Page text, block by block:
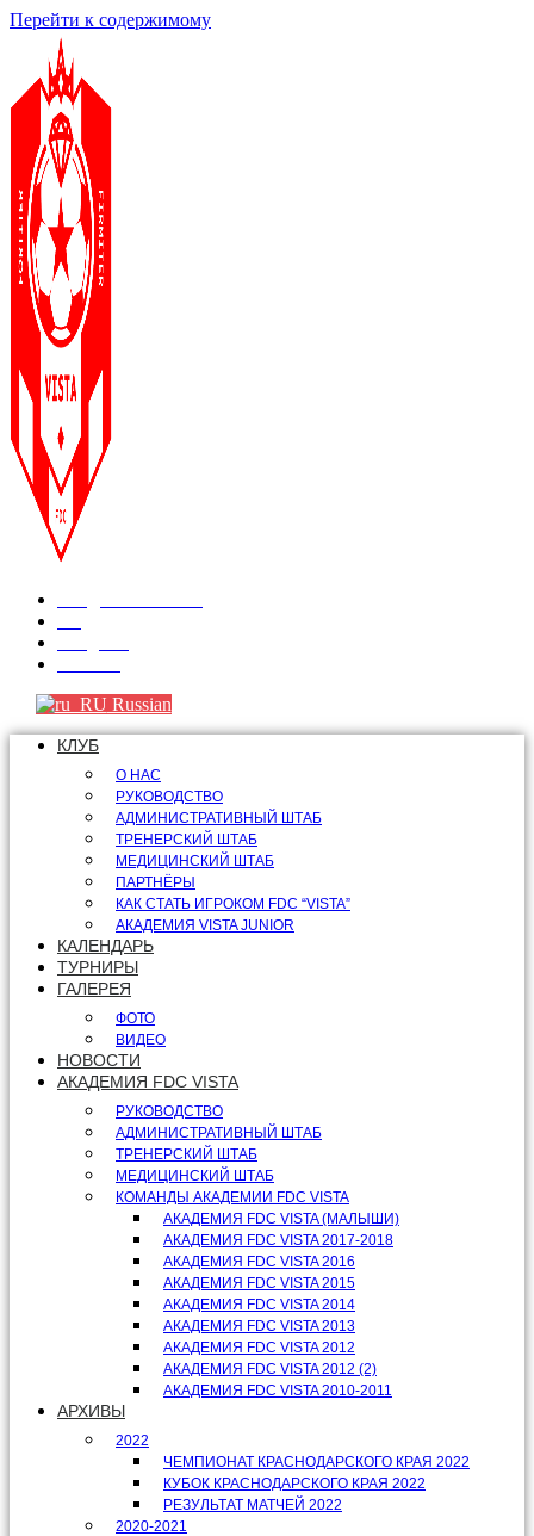
Перейти к содержимому
Russian
КЛУБ
О НАС
РУКОВОДСТВО
АДМИНИСТРАТИВНЫЙ ШТАБ
ТРЕНЕРСКИЙ ШТАБ
МЕДИЦИНСКИЙ ШТАБ
ПАРТНЁРЫ
КАК СТАТЬ ИГРОКОМ FDC “VISTA”
АКАДЕМИЯ VISTA JUNIOR
КАЛЕНДАРЬ
ТУРНИРЫ
ГАЛЕРЕЯ
ФОТО
ВИДЕО
НОВОСТИ
АКАДЕМИЯ FDC VISTA
РУКОВОДСТВО
АДМИНИСТРАТИВНЫЙ ШТАБ
ТРЕНЕРСКИЙ ШТАБ
МЕДИЦИНСКИЙ ШТАБ
КОМАНДЫ АКАДЕМИИ FDC VISTA
АКАДЕМИЯ FDC VISTA (МАЛЫШИ)
АКАДЕМИЯ FDC VISTA 2017-2018
АКАДЕМИЯ FDC VISTA 2016
АКАДЕМИЯ FDC VISTA 2015
АКАДЕМИЯ FDC VISTA 2014
АКАДЕМИЯ FDC VISTA 2013
АКАДЕМИЯ FDC VISTA 2012
АКАДЕМИЯ FDC VISTA 2012 (2)
АКАДЕМИЯ FDC VISTA 2010-2011
АРХИВЫ
2022
ЧЕМПИОНАТ КРАСНОДАРСКОГО КРАЯ 2022
КУБОК КРАСНОДАРСКОГО КРАЯ 2022
РЕЗУЛЬТАТ МАТЧЕЙ 2022
2020-2021